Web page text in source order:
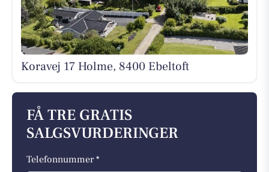
Koravej 17 Holme, 8400 Ebeltoft
FÅ TRE GRATIS
SALGSVURDERINGER
Telefonnummer *